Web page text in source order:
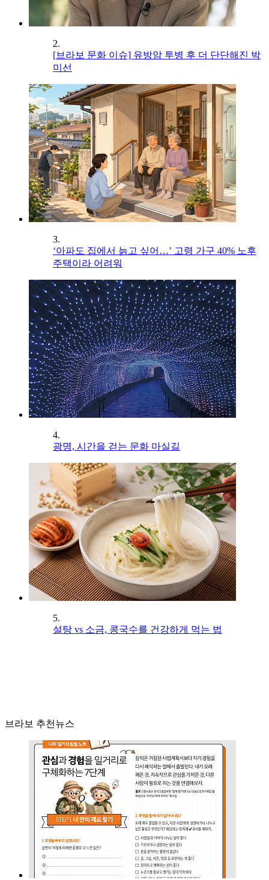
2.
[브라보 문화 이슈] 유방암 투병 후 더 단단해진 박
미선
3.
‘아파도 집에서 늙고 싶어…’ 고령 가구 40% 노후
주택이라 어려워
4.
광명, 시간을 걷는 문화 마실길
5.
설탕 vs 소금, 콩국수를 건강하게 먹는 법
브라보 추천뉴스